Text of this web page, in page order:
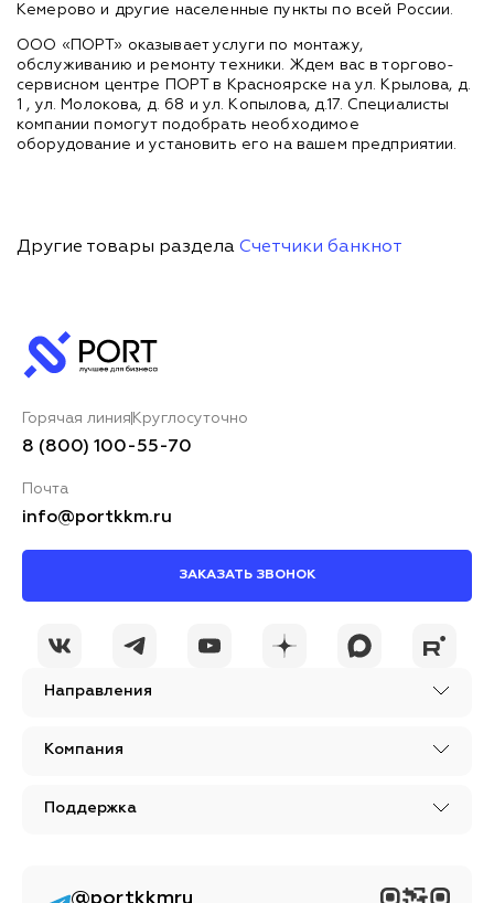
Кемерово и другие населенные пункты по всей России.
ООО «ПОРТ» оказывает услуги по монтажу,
обслуживанию и ремонту техники. Ждем вас в торгово-
сервисном центре ПОРТ в Красноярске на ул. Крылова, д.
1 , ул. Молокова, д. 68 и ул. Копылова, д.17. Специалисты
компании помогут подобрать необходимое
оборудование и установить его на вашем предприятии.
Другие товары раздела Счетчики банкнот
Направления
Компания
Поддержка
Горячая линия Круглосуточно
8 (800) 100-55-70
Почта
info@portkkm.ru
ЗАКАЗАТЬ ЗВОНОК
@portkkmru